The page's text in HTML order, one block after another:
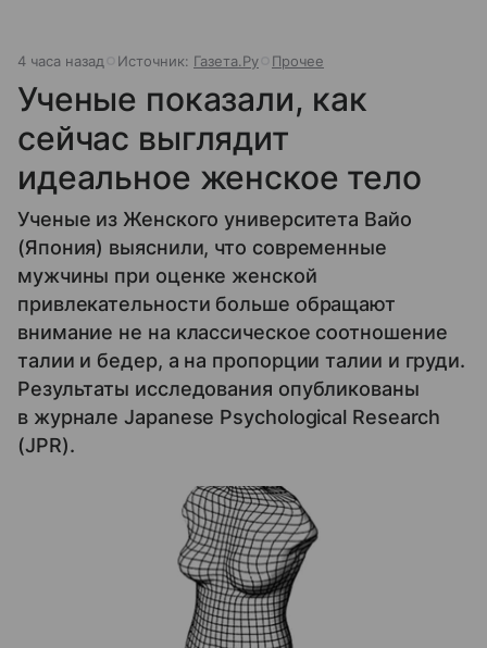
4 часа назад Источник: Газета.Ру Прочее
Ученые показали, как
сейчас выглядит
идеальное женское тело
Ученые из Женского университета Вайо
(Япония) выяснили, что современные
мужчины при оценке женской
привлекательности больше обращают
внимание не на классическое соотношение
талии и бедер, а на пропорции талии и груди.
Результаты исследования опубликованы
в журнале Japanese Psychological Research
(JPR).